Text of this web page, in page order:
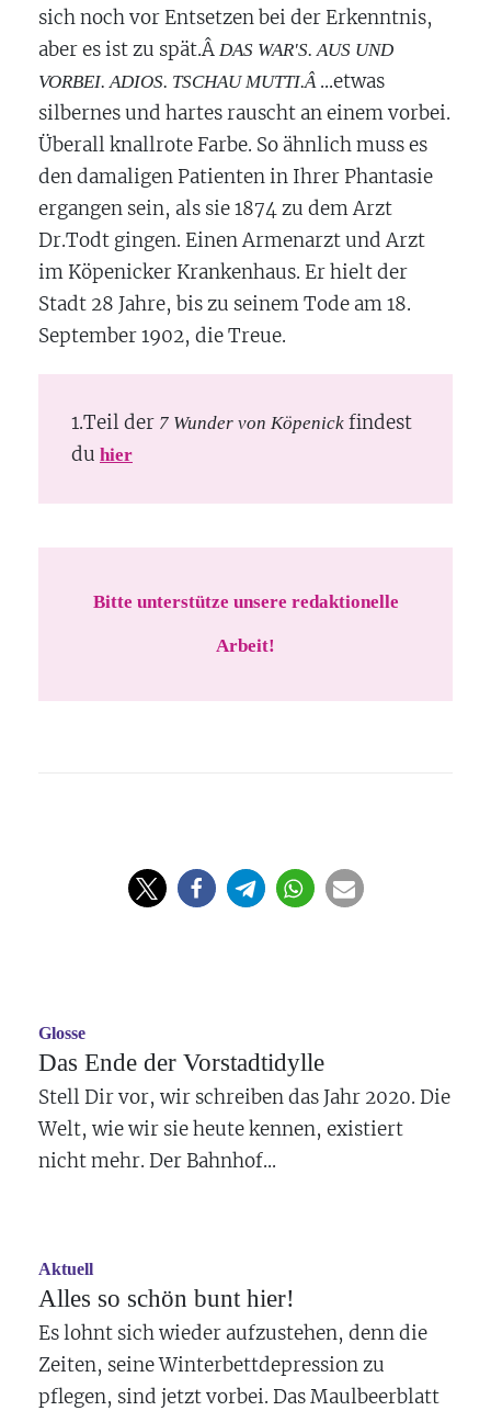
sich noch vor Entsetzen bei der Erkenntnis,
aber es ist zu spät.Â DAS WAR'S. AUS UND
VORBEI. ADIOS. TSCHAU MUTTI.Â ...etwas
silbernes und hartes rauscht an einem vorbei.
Überall knallrote Farbe. So ähnlich muss es
den damaligen Patienten in Ihrer Phantasie
ergangen sein, als sie 1874 zu dem Arzt
Dr.Todt gingen. Einen Armenarzt und Arzt
im Köpenicker Krankenhaus. Er hielt der
Stadt 28 Jahre, bis zu seinem Tode am 18.
September 1902, die Treue.
1.Teil der 7 Wunder von Köpenick findest
du hier
Bitte unterstütze unsere redaktionelle
Arbeit!
Glosse
Das Ende der Vorstadtidylle
Stell Dir vor, wir schreiben das Jahr 2020. Die
Welt, wie wir sie heute kennen, existiert
nicht mehr. Der Bahnhof...
Aktuell
Alles so schön bunt hier!
Es lohnt sich wieder aufzustehen, denn die
Zeiten, seine Winterbettdepression zu
pflegen, sind jetzt vorbei. Das Maulbeerblatt